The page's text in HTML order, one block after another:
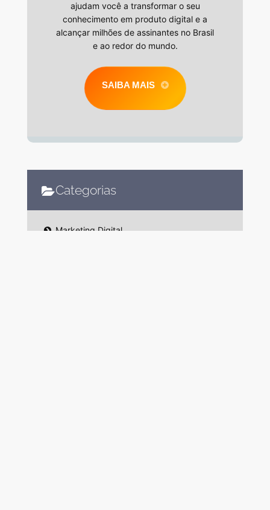
ajudam você a transformar o seu
conhecimento em produto digital e a
alcançar milhões de assinantes no Brasil
e ao redor do mundo.
SAIBA MAIS
Categorias
Marketing Digital